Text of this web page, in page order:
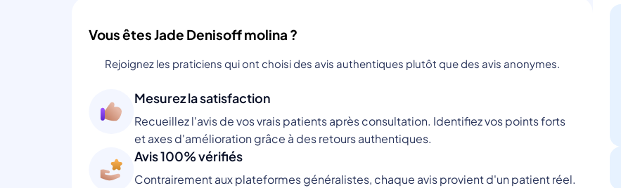
Vous êtes Jade Denisoff molina ?
Rejoignez les praticiens qui ont choisi des avis authentiques plutôt que des avis anonymes.
Mesurez la satisfaction
Recueillez l'avis de vos vrais patients après consultation. Identifiez vos points forts
et axes d'amélioration grâce à des retours authentiques.
Avis 100% vérifiés
Contrairement aux plateformes généralistes, chaque avis provient d'un patient réel.